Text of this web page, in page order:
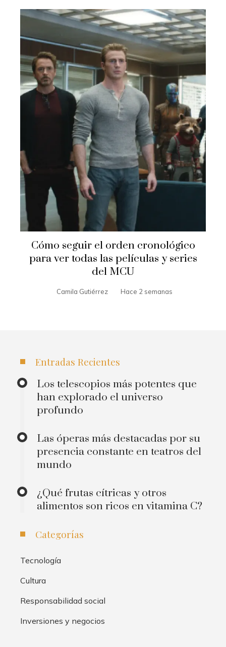
Cómo seguir el orden cronológico
para ver todas las películas y series
del MCU
Camila Gutiérrez Hace 2 semanas
Entradas Recientes
Los telescopios más potentes que
han explorado el universo
profundo
Las óperas más destacadas por su
presencia constante en teatros del
mundo
¿Qué frutas cítricas y otros
alimentos son ricos en vitamina C?
Categorías
Tecnología
Cultura
Responsabilidad social
Inversiones y negocios